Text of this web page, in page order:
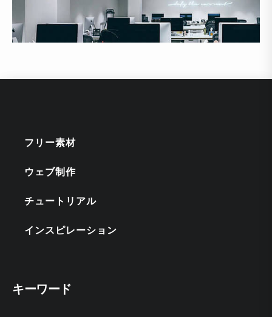
フリー素材
ウェブ制作
チュートリアル
インスピレーション
キーワード